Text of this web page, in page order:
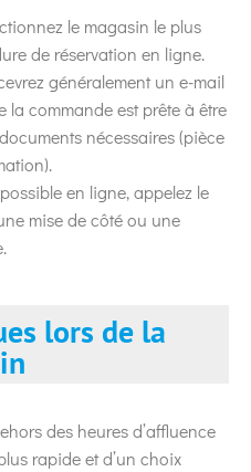
le magasin le plus
de réservation en ligne.
généralement un e-mail
commande est prête à être
nécessaires (pièce
en ligne, appelez le
mise de côté ou une
lors de la
des heures d’affluence
rapide et d’un choix